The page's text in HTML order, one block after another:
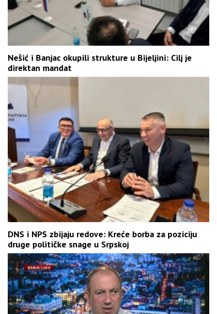
Nešić i Banjac okupili strukture u Bijeljini: Cilj je
direktan mandat
DNS i NPS zbijaju redove: Kreće borba za poziciju
druge političke snage u Srpskoj